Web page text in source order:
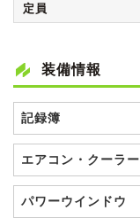
定員
装備情報
記録簿
エアコン・クーラー
パワーウインドウ